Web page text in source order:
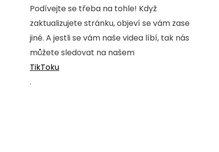
Podívejte se třeba na tohle! Když
zaktualizujete stránku, objeví se vám zase
jiné. A jestli se vám naše videa líbí, tak nás
můžete sledovat na našem
TikToku
.